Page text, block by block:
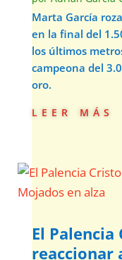
Marta García
en la final del
los últimos
campeona del
oro.
leer más
El Palencia
reaccionar